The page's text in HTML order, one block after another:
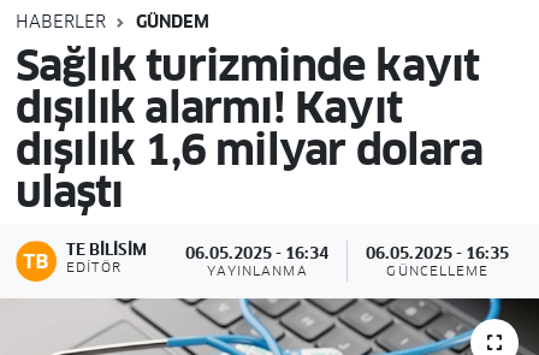
HABERLER GÜNDEM
Sağlık turizminde kayıt
dışılık alarmı! Kayıt
dışılık 1,6 milyar dolara
ulaştı
TE BILISIM
EDITÖR
06.05.2025 - 16:34
YAYINLANMA
06.05.2025 - 16:35
GÜNCELLEME
Tüm Manşetler
Son Dakika Haberleri
Haber Arşivi